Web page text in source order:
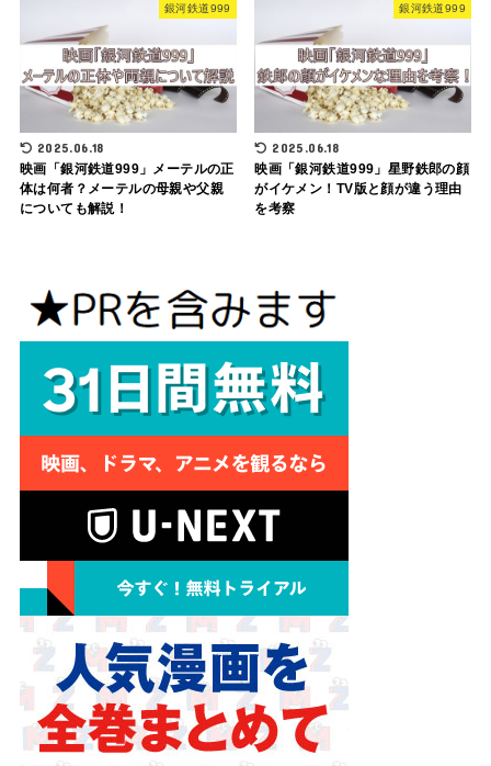
銀河鉄道999
2025.06.18
映画「銀河鉄道999」メーテルの正
体は何者？メーテルの母親や父親
についても解説！
銀河鉄道999
2025.06.18
映画「銀河鉄道999」星野鉄郎の顔
がイケメン！TV版と顔が違う理由
を考察